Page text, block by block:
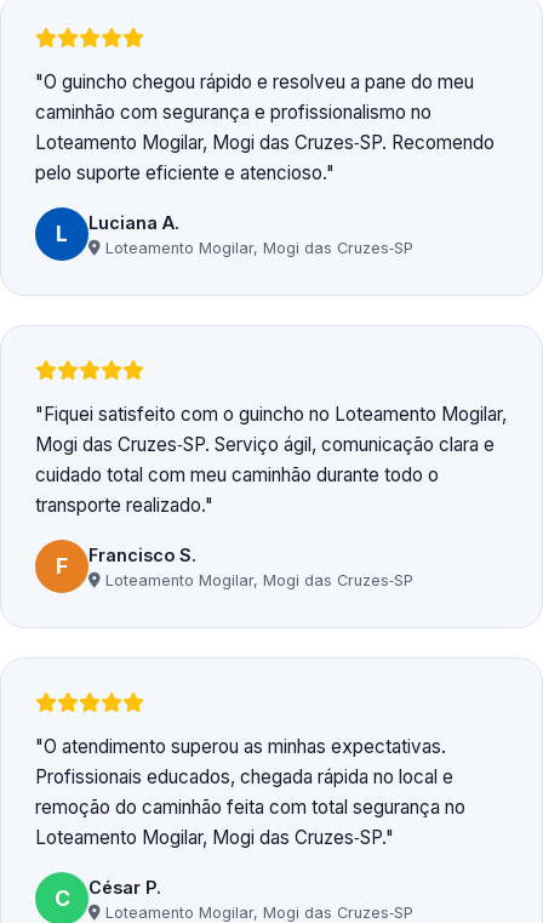
O guincho chegou rápido e resolveu a pane do meu
caminhão com segurança e profissionalismo no
Loteamento Mogilar, Mogi das Cruzes‑SP. Recomendo
pelo suporte eficiente e atencioso.
L Luciana A.
Loteamento Mogilar, Mogi das Cruzes‑SP
Fiquei satisfeito com o guincho no Loteamento Mogilar,
Mogi das Cruzes‑SP. Serviço ágil, comunicação clara e
cuidado total com meu caminhão durante todo o
transporte realizado.
F Francisco S.
Loteamento Mogilar, Mogi das Cruzes‑SP
O atendimento superou as minhas expectativas.
Profissionais educados, chegada rápida no local e
remoção do caminhão feita com total segurança no
Loteamento Mogilar, Mogi das Cruzes‑SP.
C César P.
Loteamento Mogilar, Mogi das Cruzes‑SP